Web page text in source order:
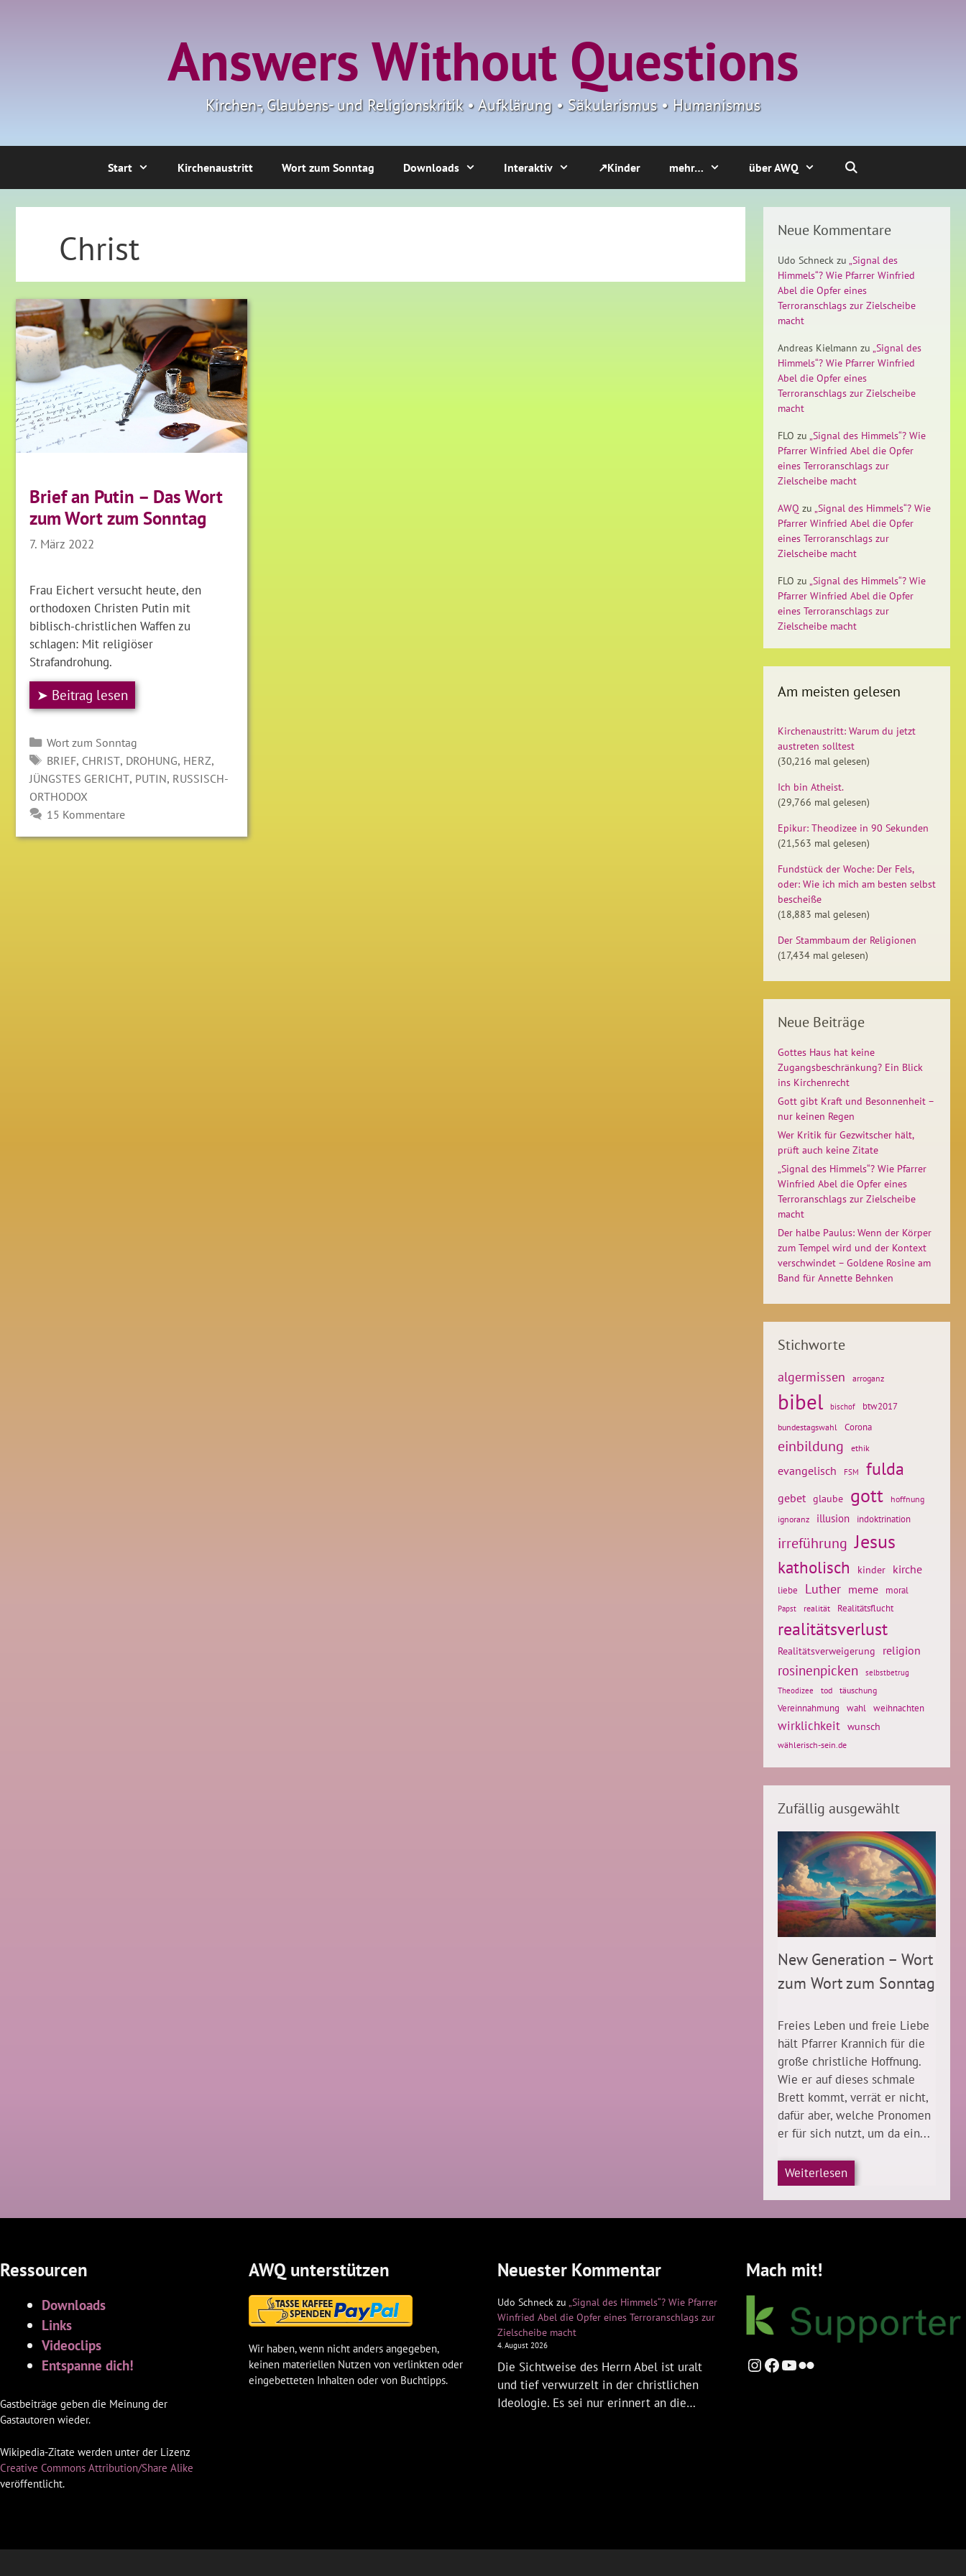
Answers Without Questions
Kirchen-, Glaubens- und Religionskritik • Aufklärung • Säkularismus • Humanismus
Start Kirchenaustritt Wort zum Sonntag Downloads Interaktiv ↗Kinder mehr… über AWQ
Christ
Brief an Putin – Das Wort
zum Wort zum Sonntag
7. März 2022
Frau Eichert versucht heute, den
orthodoxen Christen Putin mit
biblisch-christlichen Waffen zu
schlagen: Mit religiöser
Strafandrohung.
➤ Beitrag lesen
Kategorien
Wort zum Sonntag
SCHLAGWÖRTER
BRIEF, CHRIST, DROHUNG, HERZ,
JÜNGSTES GERICHT, PUTIN, RUSSISCH-
ORTHODOX
15 Kommentare
Neue Kommentare
Udo Schneck zu „Signal des
Himmels“? Wie Pfarrer Winfried
Abel die Opfer eines
Terroranschlags zur Zielscheibe
macht
Andreas Kielmann zu „Signal des
Himmels“? Wie Pfarrer Winfried
Abel die Opfer eines
Terroranschlags zur Zielscheibe
macht
FLO zu „Signal des Himmels“? Wie
Pfarrer Winfried Abel die Opfer
eines Terroranschlags zur
Zielscheibe macht
AWQ zu „Signal des Himmels“? Wie
Pfarrer Winfried Abel die Opfer
eines Terroranschlags zur
Zielscheibe macht
FLO zu „Signal des Himmels“? Wie
Pfarrer Winfried Abel die Opfer
eines Terroranschlags zur
Zielscheibe macht
Am meisten gelesen
Kirchenaustritt: Warum du jetzt
austreten solltest
(30,216 mal gelesen)
Ich bin Atheist.
(29,766 mal gelesen)
Epikur: Theodizee in 90 Sekunden
(21,563 mal gelesen)
Fundstück der Woche: Der Fels,
oder: Wie ich mich am besten selbst
bescheiße
(18,883 mal gelesen)
Der Stammbaum der Religionen
(17,434 mal gelesen)
Neue Beiträge
Gottes Haus hat keine
Zugangsbeschränkung? Ein Blick
ins Kirchenrecht
Gott gibt Kraft und Besonnenheit –
nur keinen Regen
Wer Kritik für Gezwitscher hält,
prüft auch keine Zitate
„Signal des Himmels“? Wie Pfarrer
Winfried Abel die Opfer eines
Terroranschlags zur Zielscheibe
macht
Der halbe Paulus: Wenn der Körper
zum Tempel wird und der Kontext
verschwindet – Goldene Rosine am
Band für Annette Behnken
Stichworte
algermissen arroganz
bibel bischof btw2017
bundestagswahl Corona
einbildung ethik
evangelisch FSM fulda
gebet glaube gott
hoffnung
ignoranz
illusion indoktrination
irreführung Jesus
katholisch kinder kirche
liebe Luther meme moral
Papst realität Realitätsflucht
realitätsverlust
Realitätsverweigerung religion
rosinenpicken
selbstbetrug
Theodizee
tod täuschung
Vereinnahmung wahl weihnachten
wirklichkeit wunsch
wählerisch-sein.de
Zufällig ausgewählt
New Generation – Wort
zum Wort zum Sonntag
Freies Leben und freie Liebe
hält Pfarrer Krannich für die
große christliche Hoffnung.
Wie er auf dieses schmale
Brett kommt, verrät er nicht,
dafür aber, welche Pronomen
er für sich nutzt, um da ein...
Weiterlesen
Ressourcen
Downloads
Links
Videoclips
Entspanne dich!
Gastbeiträge geben die Meinung der
Gastautoren wieder.
Wikipedia-Zitate werden unter der Lizenz
Creative Commons Attribution/Share Alike
veröffentlicht.
AWQ unterstützen
Wir haben, wenn nicht anders angegeben,
keinen materiellen Nutzen von verlinkten oder
eingebetteten Inhalten oder von Buchtipps.
Neuester Kommentar
Udo Schneck zu „Signal des Himmels“? Wie Pfarrer
Winfried Abel die Opfer eines Terroranschlags zur
Zielscheibe macht
4. August 2026
Die Sichtweise des Herrn Abel ist uralt
und tief verwurzelt in der christlichen
Ideologie. Es sei nur erinnert an die…
Mach mit!
Instagram
Facebook
YouTube
Flickr